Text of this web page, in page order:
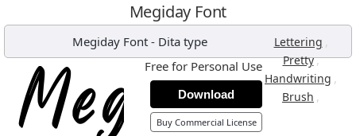
Megiday Font
Megiday Font- Dita type Lettering ,
Pretty,
Handwriting ,
Brush ,
Free for Personal Use
Download
Buy Commercial License